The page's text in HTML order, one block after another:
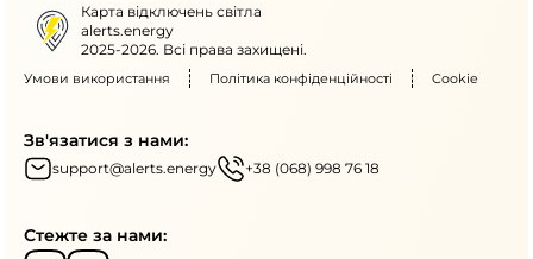
Карта відключень світла
alerts.energy
2025-2026. Всі права захищені.
Умови використання Політика конфіденційності Cookie
Зв'язатися з нами:
support@alerts.energy +38 (068) 998 76 18
Стежте за нами: